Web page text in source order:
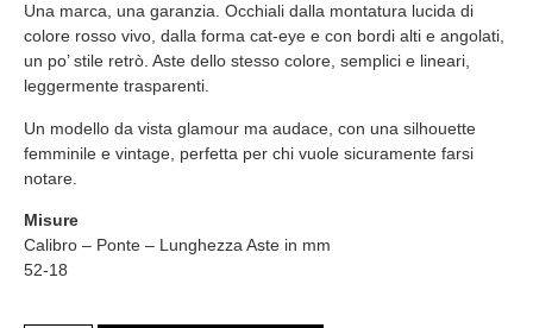
Una marca, una garanzia. Occhiali dalla montatura lucida di
colore rosso vivo, dalla forma cat-eye e con bordi alti e angolati,
un po’ stile retrò. Aste dello stesso colore, semplici e lineari,
leggermente trasparenti.
Un modello da vista glamour ma audace, con una silhouette
femminile e vintage, perfetta per chi vuole sicuramente farsi
notare.
Misure
Calibro – Ponte – Lunghezza Aste in mm
52-18